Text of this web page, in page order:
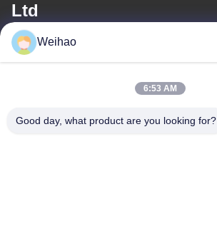
Ltd
E-posta
Weihao
6:53 AM
Good day, what product are you looking for?